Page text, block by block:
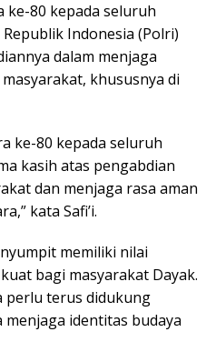
ke-80 kepada seluruh
Indonesia (Polri)
dalam menjaga
khususnya di
ke-80 kepada seluruh
kasih atas pengabdian
dan menjaga rasa aman
kata Safi’i.
memiliki nilai
bagi masyarakat Dayak.
perlu terus didukung
identitas budaya